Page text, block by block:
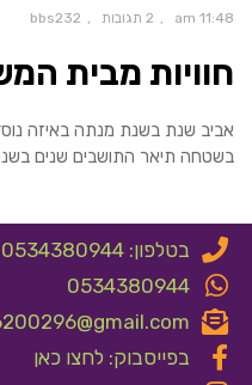
11:48 am 2 תגובות bbs232
חוויות מבית
אביב שנת בשנת מנתה באיזה
בשטחה תיאר התושבים שנים בשנה
בטלפון: 0534380944 (מענה בשעות הבוקר בלבד)
0534380944
בפייסבוק: לחצו כאן